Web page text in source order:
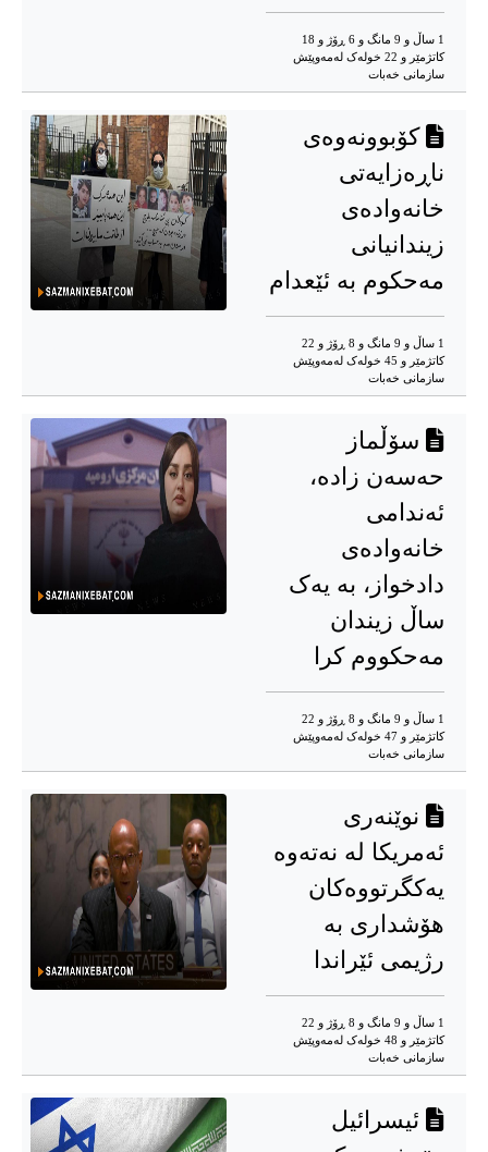
1 ساڵ و 9 مانگ و 6 ڕۆژ و 18
کاتژمێر و 22 خوله‌ک له‌مه‌وپێش‌
سازمانی خەبات
کۆبوونەوەی
ناڕەزایەتی
خانەوادەی
زیندانیانی
مەحکوم بە ئێعدام
1 ساڵ و 9 مانگ و 8 ڕۆژ و 22
کاتژمێر و 45 خوله‌ک له‌مه‌وپێش‌
سازمانی خەبات
سۆڵماز
حەسەن زادە،
ئەندامی
خانەوادەی
دادخواز، بە یەک
ساڵ زیندان
مەحکووم کرا
1 ساڵ و 9 مانگ و 8 ڕۆژ و 22
کاتژمێر و 47 خوله‌ک له‌مه‌وپێش‌
سازمانی خەبات
نوێنەری
ئەمریکا لە نەتەوە
یەکگرتووەکان
هۆشداری بە
رژیمی ئێراندا
1 ساڵ و 9 مانگ و 8 ڕۆژ و 22
کاتژمێر و 48 خوله‌ک له‌مه‌وپێش‌
سازمانی خەبات
ئیسرائیل